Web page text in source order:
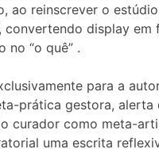
ao reinscrever o
convertendo display
no “o quê” .
para a
prática gestora, alerta
curador como meta-
uma escrita